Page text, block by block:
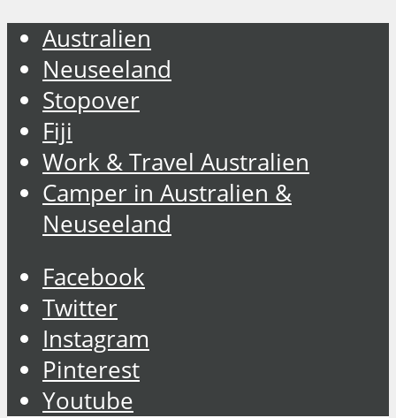
Australien
Neuseeland
Stopover
Fiji
Work & Travel Australien
Camper in Australien &
Neuseeland
Facebook
Twitter
Instagram
Pinterest
Youtube